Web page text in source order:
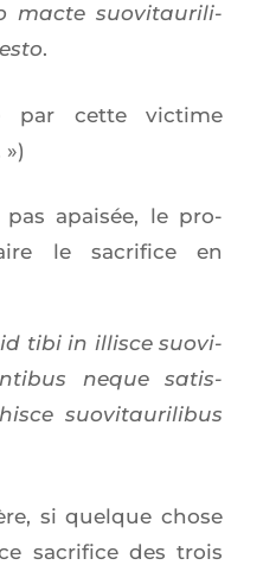
macte suo­vi­tau­ri­li­
.
par cette vic­time
pas apai­sée, le pro­
le sacri­fice en
tibi in illisce suo­vi­
neque satis­
suo­vi­tau­ri­li­bus
si quelque chose
sacri­fice des trois